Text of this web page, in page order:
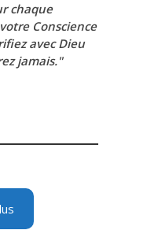
chaque
Conscience
avec Dieu
jamais."